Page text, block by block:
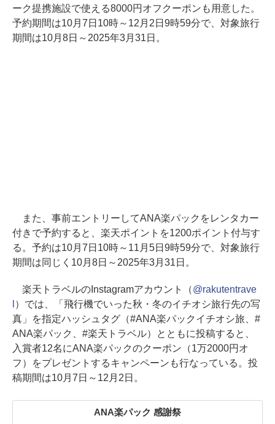
ーク提携施設で使える8000円オフクーポンも用意した。
予約期間は10月7日10時～12月2日9時59分で、対象旅行
期間は10月8日～2025年3月31日。
また、事前エントリーしてANA楽パックをレンタカー
付きで予約すると、楽天ポイントを1200ポイント付与す
る。予約は10月7日10時～11月5日9時59分で、対象旅行
期間は同じく10月8日～2025年3月31日。
楽天トラベルのInstagramアカウント（@rakutentrave
）では、「飛行機でいった秋・冬のイチオシ旅行先の写
真」を指定ハッシュタグ（#ANA楽パックイチオシ旅、#
ANA楽パック、#楽天トラベル）とともに投稿すると、
入賞者12名にANA楽パックのクーポン（1万2000円オ
フ）をプレゼントするキャンペーンも行なっている。投
稿期間は10月7日～12月2日。
ANA楽パック 感謝祭